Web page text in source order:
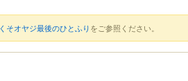
くそオヤジ最後のひとふりをご参照ください。